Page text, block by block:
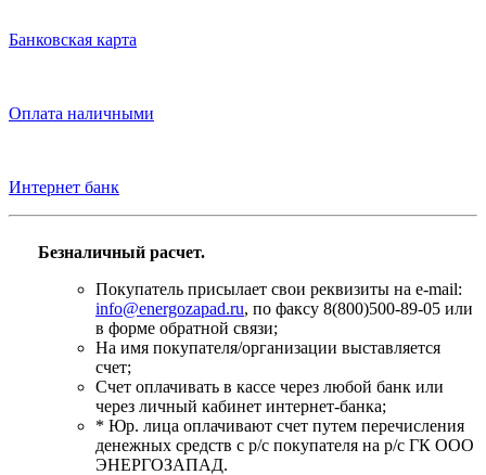
Банковская карта
Оплата наличными
Интернет банк
Безналичный расчет.
Покупатель присылает свои реквизиты на e-mail:
info@energozapad.ru, по факсу 8(800)500-89-05 или
в форме обратной связи;
На имя покупателя/организации выставляется
счет;
Счет оплачивать в кассе через любой банк или
через личный кабинет интернет-банка;
* Юр. лица оплачивают счет путем перечисления
денежных средств с р/с покупателя на р/с ГК ООО
ЭНЕРГОЗАПАД.